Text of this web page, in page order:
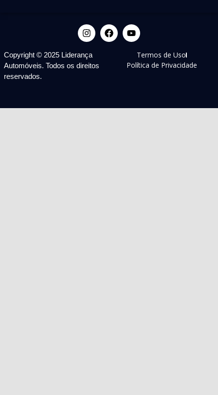
Copyright © 2025 Liderança
Automóveis. Todos os direitos
reservados.
Termos de Uso
Política de Privacidade